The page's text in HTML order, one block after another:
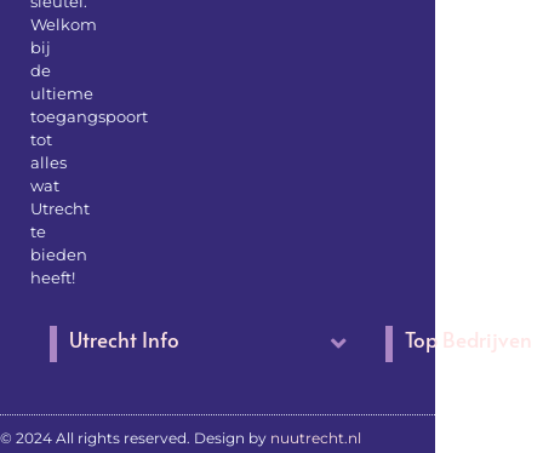
Welkom
bij
de
ultieme
toegangspoort
tot
alles
wat
Utrecht
te
bieden
heeft!
Utrecht Info Top Bedrijven
© 2024 All rights reserved. Design by nuutrecht.nl